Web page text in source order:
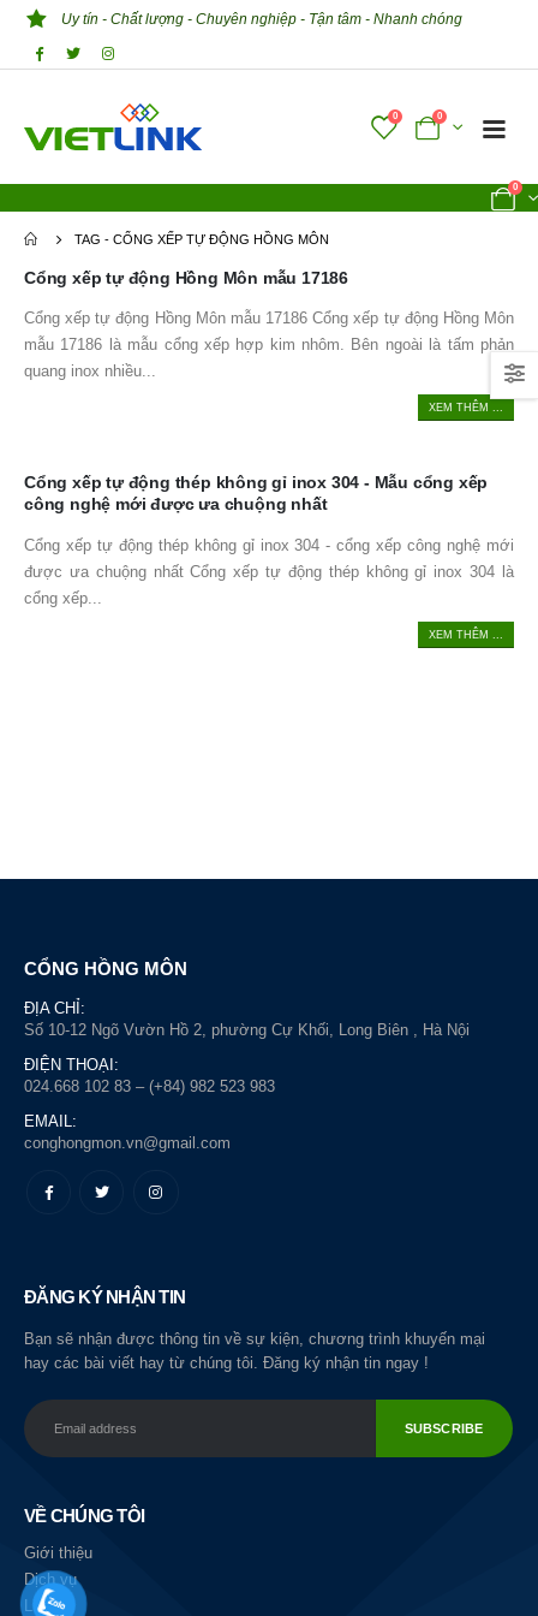
Uy tín - Chất lượng - Chuyên nghiệp - Tận tâm - Nhanh chóng
0 0
0
TAG - CỔNG XẾP TỰ ĐỘNG HỒNG MÔN
Cổng xếp tự động Hồng Môn mẫu 17186
Cổng xếp tự động Hồng Môn mẫu 17186 Cổng xếp tự động Hồng Môn
mẫu 17186 là mẫu cổng xếp hợp kim nhôm. Bên ngoài là tấm phản
quang inox nhiều...
XEM THÊM ...
Cổng xếp tự động thép không gỉ inox 304 - Mẫu cổng xếp
công nghệ mới được ưa chuộng nhất
Cổng xếp tự động thép không gỉ inox 304 - cổng xếp công nghệ mới
được ưa chuộng nhất Cổng xếp tự động thép không gỉ inox 304 là
cổng xếp...
XEM THÊM ...
CỔNG HỒNG MÔN
ĐỊA CHỈ:
Số 10-12 Ngõ Vườn Hồ 2, phường Cự Khối, Long Biên , Hà Nội
ĐIỆN THOẠI:
024.668 102 83 – (+84) 982 523 983
EMAIL:
conghongmon.vn@gmail.com
ĐĂNG KÝ NHẬN TIN
Bạn sẽ nhận được thông tin về sự kiện, chương trình khuyến mại
hay các bài viết hay từ chúng tôi. Đăng ký nhận tin ngay !
VỀ CHÚNG TÔI
Giới thiệu
Dịch vụ
Liên hệ